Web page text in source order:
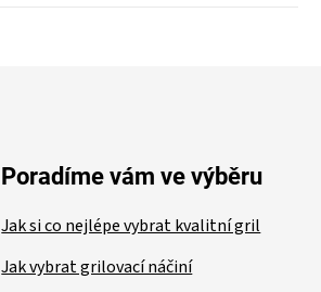
Poradíme vám ve výběru
Jak si co nejlépe vybrat kvalitní gril
Jak vybrat grilovací náčiní